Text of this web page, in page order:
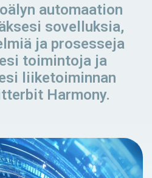
automaation
sovelluksia,
ja prosesseja
toimintoja ja
liiketoiminnan
Harmony.